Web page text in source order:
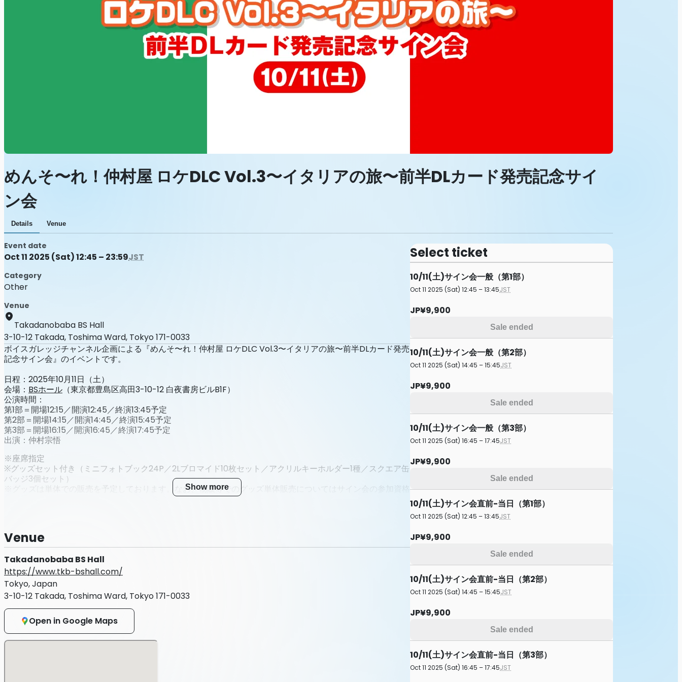
めんそ〜れ！仲村屋 ロケDLC Vol.3〜イタリアの旅〜前半DLカード発売記念サイ
ン会
Details Venue
Event date
Oct 11 2025 (Sat) 12:45 – 23:59JST
Category
Other
Venue
Takadanobaba BS Hall
3-10-12 Takada, Toshima Ward, Tokyo 171-0033
ボイスガレッジチャンネル企画による『めんそ〜れ！仲村屋 ロケDLC Vol.3〜イタリアの旅〜前半DLカード発売
記念サイン会』のイベントです。
日程：2025年10月11日（土）
会場： BSホール （東京都豊島区高田3-10-12 白夜書房ビルB1F）
公演時間：
第1部＝開場12:15／開演12:45／終演13:45予定
第2部＝開場14:15／開演14:45／終演15:45予定
第3部＝開場16:15／開演16:45／終演17:45予定
出演：仲村宗悟
※座席指定
※グッズセット付き（ミニフォトブック24P／2Lブロマイド10枚セット／アクリルキーホルダー1種／スクエア缶
バッジ3個セット）
※グッズは単体での販売を予定しております。なお、物販等でのグッズ単体販売についてはサイン会の参加資格
＜チケットスケジュール＞
8月22日（金）23時よりボイスガレッジチャンネル会員限定先行抽選申込開始
9月14日（日）23時59分、先行チケット抽選申し込み終了
9月15日（月）先行チケット抽選結果発表
9月18日（木）23時59分、先行チケット抽選当選者購入締め切り
9月19日（金）23時より一般チケット先着販売開始
10月8日（水）購入チケット座席決定通知配信・21時より直前-当日チケット先着販売開始
＜注意事項＞
※チケット申し込み後の申し込み枚数の変更、チケットの種別の変更、申込のキャンセルは行なっておりませ
ん。
Show more
Venue
Takadanobaba BS Hall
https://www.tkb-bshall.com/
Tokyo, Japan
3-10-12 Takada, Toshima Ward, Tokyo 171-0033
Open in Google Maps
Select ticket
10/11(土)サイン会一般（第1部）
Oct 11 2025 (Sat) 12:45 – 13:45JST
JP¥9,900
Sale ended
10/11(土)サイン会一般（第2部）
Oct 11 2025 (Sat) 14:45 – 15:45JST
JP¥9,900
Sale ended
10/11(土)サイン会一般（第3部）
Oct 11 2025 (Sat) 16:45 – 17:45JST
JP¥9,900
Sale ended
10/11(土)サイン会直前-当日（第1部）
Oct 11 2025 (Sat) 12:45 – 13:45JST
JP¥9,900
Sale ended
10/11(土)サイン会直前-当日（第2部）
Oct 11 2025 (Sat) 14:45 – 15:45JST
JP¥9,900
Sale ended
10/11(土)サイン会直前-当日（第3部）
Oct 11 2025 (Sat) 16:45 – 17:45JST